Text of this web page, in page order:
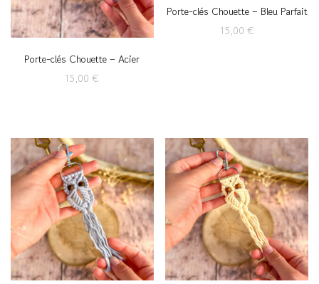
Porte-clés Chouette – Acier
15,00€
Porte-clés Chouette – Bleu Parfait
15,00 €